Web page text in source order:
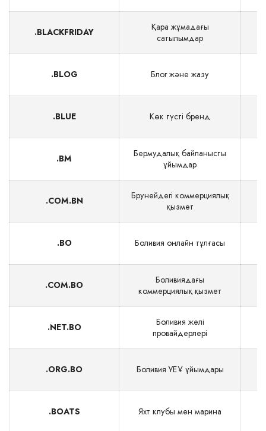
.BLACKFRIDAY
Қара жұмадағы
сатылымдар
.BLOG Блог және жазу
.BLUE Көк түсті бренд
.BM
Бермудалық байланысты
ұйымдар
.COM.BN
Брунейдегі коммерциялық
қызмет
.BO Боливия онлайн тұлғасы
.COM.BO
Боливиядағы
коммерциялық қызмет
.NET.BO
Боливия желі
провайдерлері
.ORG.BO Боливия ҮЕҰ ұйымдары
.BOATS Яхт клубы мен марина